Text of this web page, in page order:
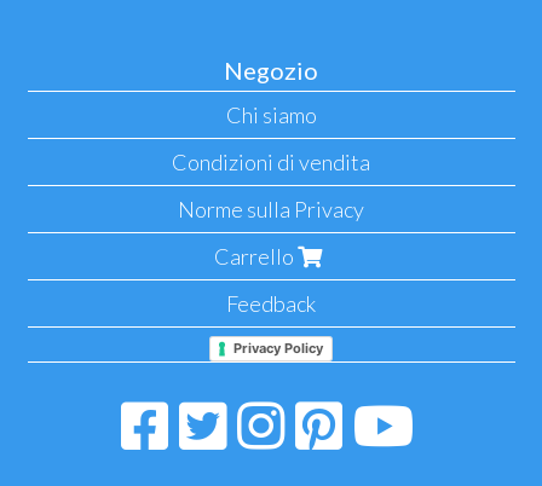
Negozio
Chi siamo
Condizioni di vendita
Norme sulla Privacy
Carrello
Feedback
Privacy Policy